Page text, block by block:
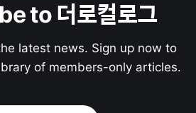
to 더로컬로그
latest news. Sign up now to
of members-only articles.